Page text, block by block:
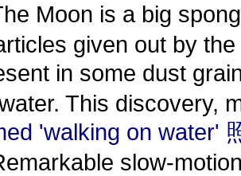
Moon is a big
given out by
in some dust
This discovery,
'walking on water'
slow-